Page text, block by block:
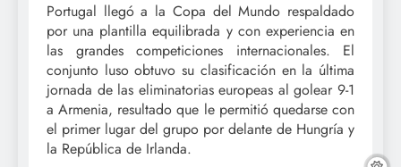
Portugal llegó a la Copa del Mundo respaldado
por una plantilla equilibrada y con experiencia en
las grandes competiciones internacionales. El
conjunto luso obtuvo su clasificación en la última
jornada de las eliminatorias europeas al golear 9-1
a Armenia, resultado que le permitió quedarse con
el primer lugar del grupo por delante de Hungría y
la República de Irlanda.